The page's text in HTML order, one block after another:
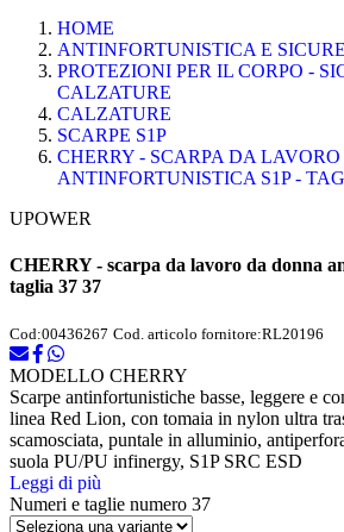
HOME
ANTINFORTUNISTICA E
PROTEZIONI PER IL CORPO -
CALZATURE
CALZATURE
SCARPE S1P
CHERRY - SCARPA DA
ANTINFORTUNISTICA S1P -
UPOWER
CHERRY - scarpa da lavoro da donna
taglia 37 37
Cod:00436267 Cod. articolo fornitore:RL20196
MODELLO CHERRY
Scarpe antinfortunistiche basse, leggere e
linea Red Lion, con tomaia in nylon ultra
scamosciata, puntale in alluminio,
suola PU/PU infinergy, S1P SRC ESD
Leggi di più
Numeri e taglie numero 37